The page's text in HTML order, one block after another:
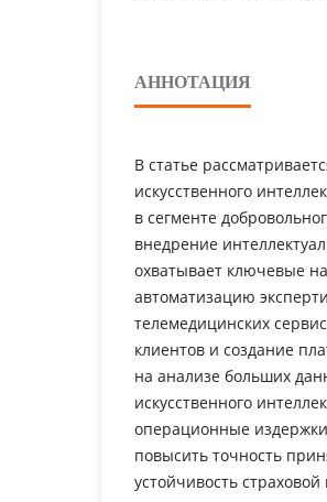
АННОТАЦИЯ
В статье
искусственного
в сегменте
внедрение
охватывает ключевые
автоматизацию
телемедицинских
клиентов и создание
на анализе больших
искусственного
операционные
повысить точность
устойчивость